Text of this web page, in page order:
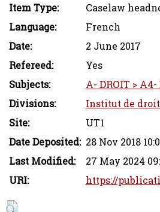
Item Type:
Caselaw
Language:
French
Date:
2 June 2017
Refereed:
Yes
Subjects:
A- DROIT >
Divisions:
Institut de
Site:
UT1
Date Deposited: 28 Nov 2018
Last Modified:
27 May 2024
URI:
https://